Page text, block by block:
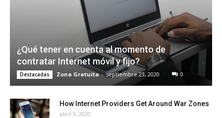
¿Qué tener en cuenta al momento de
contratar Internet móvil y fijo?
Destacadas Zona Gratuita - septiembre 23, 2020 0
How Internet Providers Get Around War Zones
abril 9, 2020